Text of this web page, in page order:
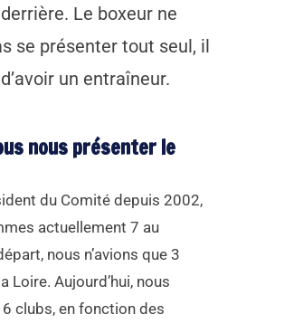
Le boxeur ne
se présenter tout seul, il
un entraîneur.
nous présenter le
du Comité depuis 2002,
actuellement 7 au
nous n’avions que 3
Loire. Aujourd’hui, nous
clubs, en fonction des